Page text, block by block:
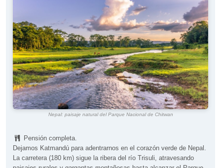
Nepal: paisaje natural del Parque Nacional de Chitwan
Pensión completa.
Dejamos Katmandú para adentrarnos en el corazón verde de Nepal.
La carretera (180 km) sigue la ribera del río Trisuli, atravesando